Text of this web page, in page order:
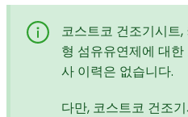
코스트코 건조기시트
형 섬유유연제에 대
사 이력은 없습니다.
다만, 코스트코 건조